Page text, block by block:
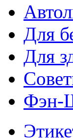
Для
Для
Фэн-